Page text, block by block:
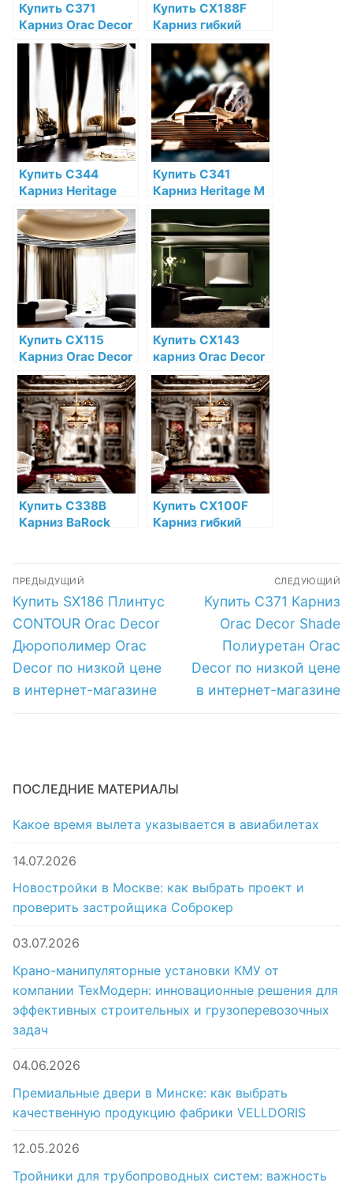
Купить C371
Карниз Orac Decor
Shade Полиуретан
Orac Decor по
низкой цене в
интернет-
магазине
Купить CX188F
Карниз гибкий
Orac Decor
Дюрополимер
Orac Decor по
низкой цене в
интернет-
магазине
Купить C344
Карниз Heritage
XXL Orac Decor
Полиуретан Orac
Decor по низкой
цене в интернет-
магазине
Купить C341
Карниз Heritage M
Orac Decor
Полиуретан по
низкой цене в
интернет-
магазине
Купить CX115
Карниз Orac Decor
Дюрополимер
Orac Decor по
низкой цене в
интернет-
магазине
Купить CX143
карниз Orac Decor
Дюрополимер по
низкой цене в
интернет-
магазине
Купить C338B
Карниз BaRock
Decor по низкой
цене в интернет-
магазине
Купить CX100F
Карниз гибкий
магазине
Навигация
по
записям
ПРЕДЫДУЩИЙ
Предыдущая
запись:
Купить SX186 Плинтус
CONTOUR Orac Decor
Дюрополимер Orac
Decor по низкой цене
в интернет-магазине
СЛЕДУЮЩИЙ
Следующая
запись:
Купить C371 Карниз
Orac Decor Shade
Полиуретан Orac
Decor по низкой цене
в интернет-магазине
ПОСЛЕДНИЕ МАТЕРИАЛЫ
Какое время вылета указывается в авиабилетах
14.07.2026
Новостройки в Москве: как выбрать проект и
проверить застройщика Соброкер
03.07.2026
Крано-манипуляторные установки КМУ от
компании ТехМодерн: инновационные решения для
эффективных строительных и грузоперевозочных
задач
04.06.2026
Премиальные двери в Минске: как выбрать
качественную продукцию фабрики VELLDORIS
12.05.2026
Тройники для трубопроводных систем: важность